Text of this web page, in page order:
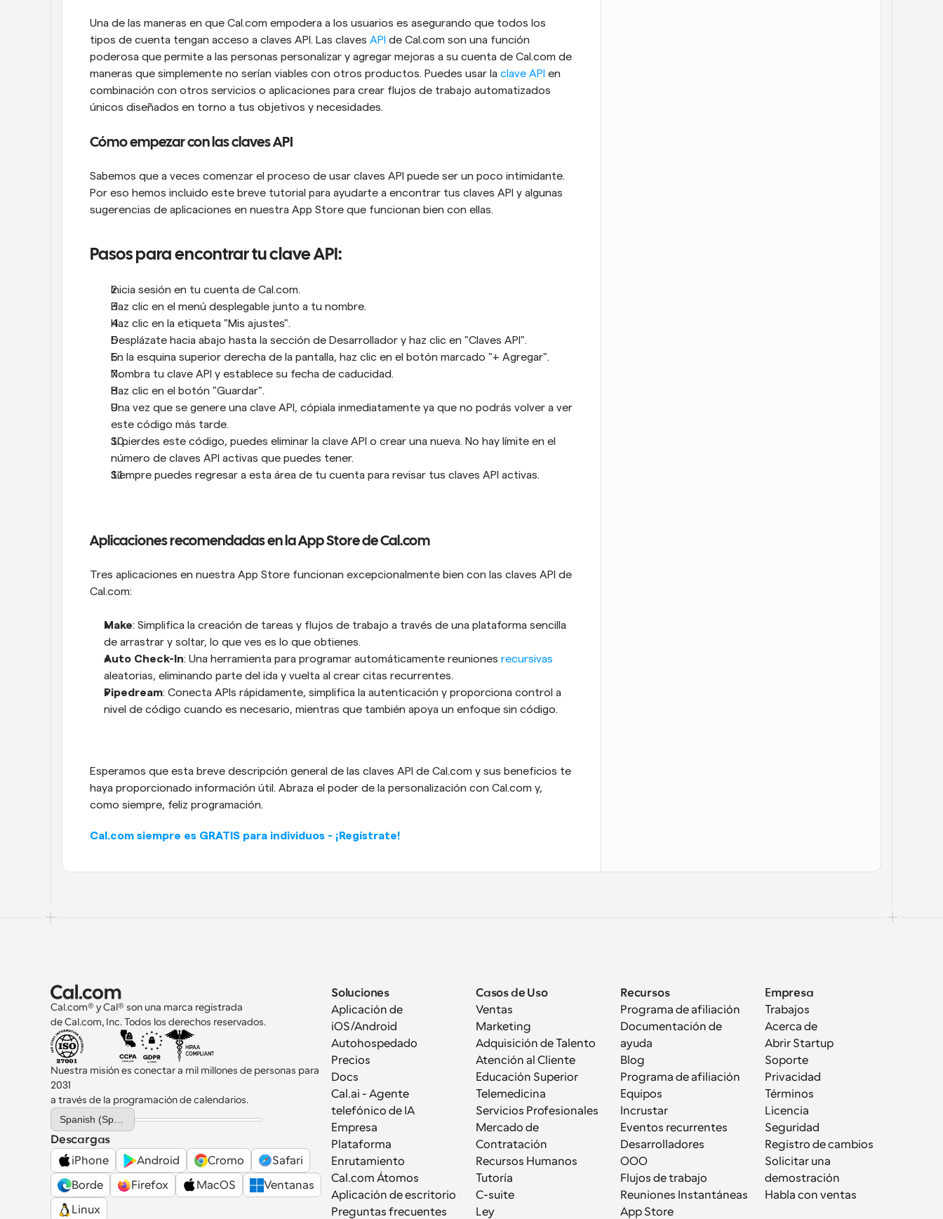
Una de las maneras en que Cal.com empodera a los usuarios es asegurando que todos los
tipos de cuenta tengan acceso a claves API. Las claves API de Cal.com son una función
poderosa que permite a las personas personalizar y agregar mejoras a su cuenta de Cal.com de
maneras que simplemente no serían viables con otros productos. Puedes usar la clave API en
combinación con otros servicios o aplicaciones para crear flujos de trabajo automatizados
únicos diseñados en torno a tus objetivos y necesidades.
Cómo empezar con las claves API
Sabemos que a veces comenzar el proceso de usar claves API puede ser un poco intimidante.
Por eso hemos incluido este breve tutorial para ayudarte a encontrar tus claves API y algunas
sugerencias de aplicaciones en nuestra App Store que funcionan bien con ellas.
Pasos para encontrar tu clave API:
Inicia sesión en tu cuenta de Cal.com.
Haz clic en el menú desplegable junto a tu nombre.
Haz clic en la etiqueta "Mis ajustes".
Desplázate hacia abajo hasta la sección de Desarrollador y haz clic en "Claves API".
En la esquina superior derecha de la pantalla, haz clic en el botón marcado "+ Agregar".
Nombra tu clave API y establece su fecha de caducidad.
Haz clic en el botón "Guardar".
Una vez que se genere una clave API, cópiala inmediatamente ya que no podrás volver a ver
este código más tarde.
Si pierdes este código, puedes eliminar la clave API o crear una nueva. No hay límite en el
número de claves API activas que puedes tener.
Siempre puedes regresar a esta área de tu cuenta para revisar tus claves API activas.
Aplicaciones recomendadas en la App Store de Cal.com
Tres aplicaciones en nuestra App Store funcionan excepcionalmente bien con las claves API de
Cal.com:
Make: Simplifica la creación de tareas y flujos de trabajo a través de una plataforma sencilla
de arrastrar y soltar, lo que ves es lo que obtienes.
Auto Check-In: Una herramienta para programar automáticamente reuniones recursivas
aleatorias, eliminando parte del ida y vuelta al crear citas recurrentes.
Pipedream: Conecta APIs rápidamente, simplifica la autenticación y proporciona control a
nivel de código cuando es necesario, mientras que también apoya un enfoque sin código.
Esperamos que esta breve descripción general de las claves API de Cal.com y sus beneficios te
haya proporcionado información útil. Abraza el poder de la personalización con Cal.com y,
como siempre, feliz programación.
Cal.com siempre es GRATIS para individuos - ¡Regístrate!
Cal.com® y Cal® son una marca registrada
de Cal.com, Inc. Todos los derechos reservados.
Nuestra misión es conectar a mil millones de personas para
2031
a través de la programación de calendarios.
Select Language
Descargas
iPhone
Android Cromo
Safari
Borde
Firefox MacOS
Ventanas
Linux
Soluciones
Aplicación de
iOS/Android
Autohospedado
Precios
Docs
Cal.ai - Agente
telefónico de IA
Empresa
Plataforma
Enrutamiento
Cal.com Átomos
Aplicación de escritorio
Preguntas frecuentes
Casos de Uso
Ventas
Marketing
Adquisición de Talento
Atención al Cliente
Educación Superior
Telemedicina
Servicios Profesionales
Mercado de
Contratación
Recursos Humanos
Tutoría
C-suite
Ley
Recursos
Programa de afiliación
Documentación de
ayuda
Blog
Programa de afiliación
Equipos
Incrustar
Eventos recurrentes
Desarrolladores
OOO
Flujos de trabajo
Reuniones Instantáneas
App Store
Empresa
Trabajos
Acerca de
Abrir Startup
Soporte
Privacidad
Términos
Licencia
Seguridad
Registro de cambios
Solicitar una
demostración
Habla con ventas